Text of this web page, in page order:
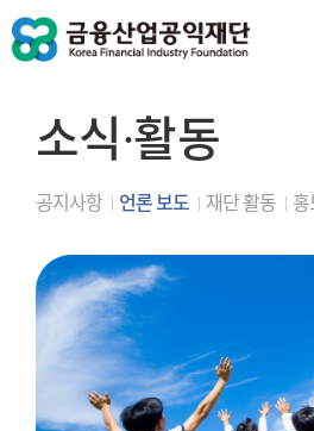
소식∙활동
공지사항 언론 보도 재단 활동